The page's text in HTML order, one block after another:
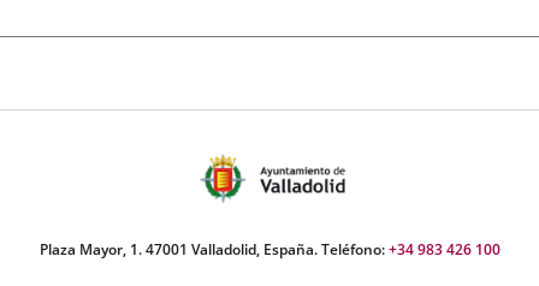
Plaza Mayor, 1. 47001 Valladolid, España. Teléfono:+34 983 426 100